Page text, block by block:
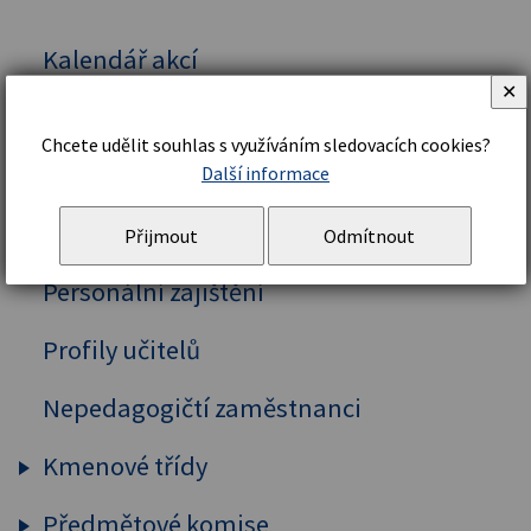
Kalendář akcí
Organizační řád a struktura
Školní řád
Personální zajištění
Profily učitelů
Nepedagogičtí zaměstnanci
Kmenové třídy
Prima
Chcete udělit souhlas s využíváním sledovacích cookies?
Další informace
Přijmout Odmítnout
✕